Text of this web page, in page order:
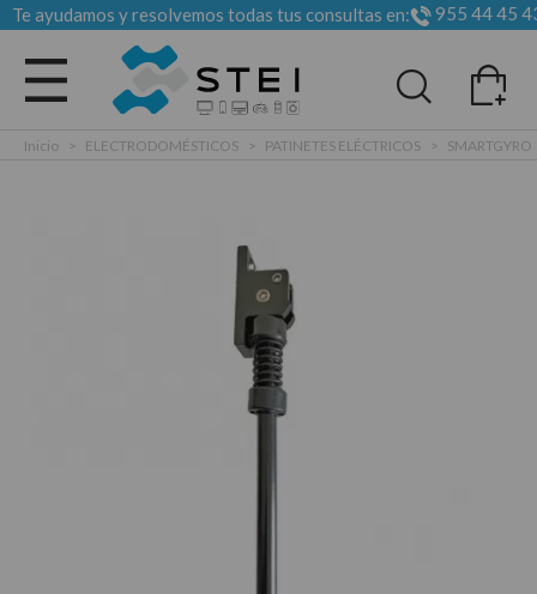
Te ayudamos y resolvemos todas tus consultas en: 955 44 45
Todas las categorias
Inicio > ELECTRODOMÉSTICOS > PATINETES ELÉCTRICOS > SMARTGYRO